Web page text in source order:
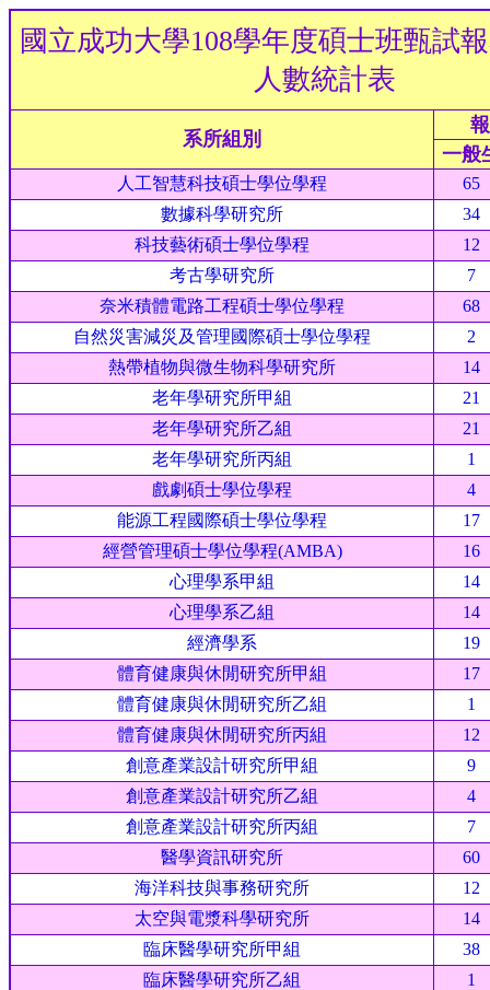
國立成功大學108學年度碩士班甄試
人數統計表
系所組別
一般
人工智慧科技碩士學位學程
65
數據科學研究所
34
科技藝術碩士學位學程
12
考古學研究所
7
奈米積體電路工程碩士學位學程
68
自然災害減災及管理國際碩士學位學程
2
熱帶植物與微生物科學研究所
14
老年學研究所甲組
21
老年學研究所乙組
21
老年學研究所丙組
1
戲劇碩士學位學程
4
能源工程國際碩士學位學程
17
經營管理碩士學位學程(AMBA)
16
心理學系甲組
14
心理學系乙組
14
經濟學系
19
體育健康與休閒研究所甲組
17
體育健康與休閒研究所乙組
1
體育健康與休閒研究所丙組
12
創意產業設計研究所甲組
9
創意產業設計研究所乙組
4
創意產業設計研究所丙組
7
醫學資訊研究所
60
海洋科技與事務研究所
12
太空與電漿科學研究所
14
臨床醫學研究所甲組
38
臨床醫學研究所乙組
1